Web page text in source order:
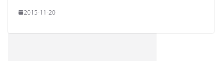
2015-11-20